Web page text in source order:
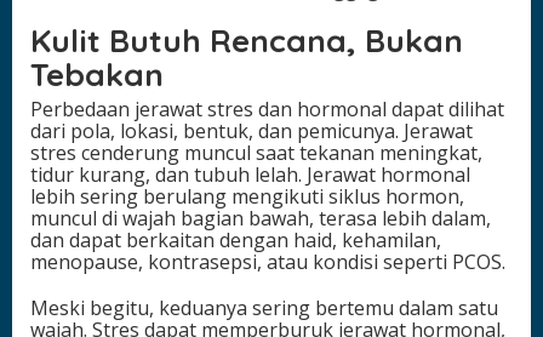
Kulit Butuh Rencana, Bukan
Tebakan
Perbedaan jerawat stres dan hormonal dapat dilihat
dari pola, lokasi, bentuk, dan pemicunya. Jerawat
stres cenderung muncul saat tekanan meningkat,
tidur kurang, dan tubuh lelah. Jerawat hormonal
lebih sering berulang mengikuti siklus hormon,
muncul di wajah bagian bawah, terasa lebih dalam,
dan dapat berkaitan dengan haid, kehamilan,
menopause, kontrasepsi, atau kondisi seperti PCOS.
Meski begitu, keduanya sering bertemu dalam satu
wajah. Stres dapat memperburuk jerawat hormonal,